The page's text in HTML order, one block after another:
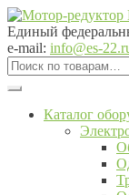
Перейти
к
навигации
Перейти
к
содержимому
Единый
e-mail: info@es-
Искать:
Каталог